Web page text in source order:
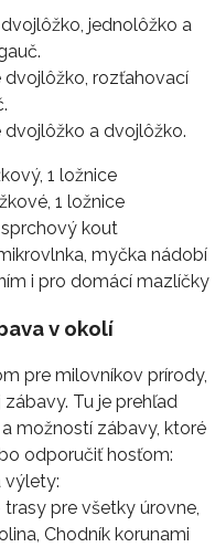
jednolôžko a
dvojlôžko, rozťahovací
dvojlôžko a dvojlôžko.
1 ložnice
1 ložnice
sprchový kout
myčka nádobí
i pro domácí mazlíčky
v okolí
pre milovníkov prírody,
Tu je prehľad
možností zábavy, ktoré
odporučiť hosťom:
výlety:
pre všetky úrovne,
Chodník korunami